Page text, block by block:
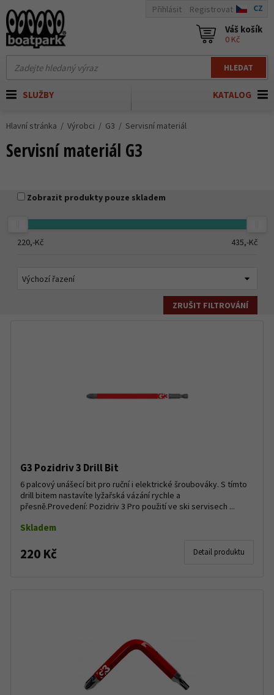
HLEDAT
Přihlásit Registrovat CZ
Váš košík
0 Kč
KATALOG
SLUŽBY
Hlavní stránka Výrobci G3 Servisní materiál
Servisní materiál G3
Zobrazit produkty pouze skladem
220,-Kč 435,-Kč
ZRUŠIT FILTROVÁNÍ
G3 Pozidriv 3 Drill Bit
6 palcový unášecí bit pro ruční i elektrické šroubováky. S tímto
drill bitem nastavíte lyžařská vázání rychle a
přesně.Provedení: Pozidriv 3 Pro použití ve ski servisech ...
Skladem
220 Kč Detail produktu